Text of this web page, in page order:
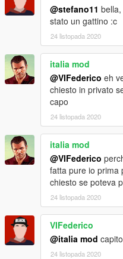
@stefano11
stato un gattino :c
24 listopada 2020
italia mod
@VIFederico eh
chiesto in privato
capo
24 listopada 2020
italia mod
@VIFederico
fatta pure io prima
chiesto se poteva
24 listopada 2020
VIFederico
@italia mod capito
24 listopada 2020